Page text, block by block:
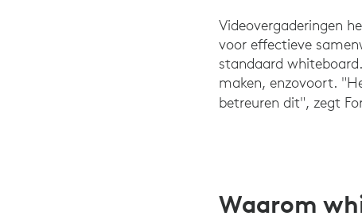
Videovergaderingen
voor effectieve
standaard
maken, enzovoort.
betreuren dit", zegt
Waarom